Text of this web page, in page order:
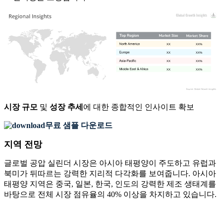
XX%
XX
XX%
XX
XX%
XX
XX%
XX
시장 규모 및 성장 추세 에 대한 종합적인 인사이트 확보
무료 샘플 다운로드
지역 전망
글로벌 공압 실린더 시장은 아시아 태평양이 주도하고 유럽과
북미가 뒤따르는 강력한 지리적 다각화를 보여줍니다. 아시아
태평양 지역은 중국, 일본, 한국, 인도의 강력한 제조 생태계를
바탕으로 전체 시장 점유율의 40% 이상을 차지하고 있습니다.